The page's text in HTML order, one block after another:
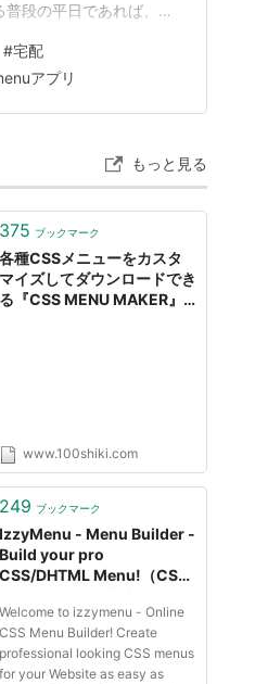
段の平日であれば、お
ぐに「今日のお昼ご飯な
#宅配
アプリ
もっと見る
375 ブックマーク
各種CSSメニューをカスタ
マイズしてダウンロードでき
る『CSS MENU MAKER』 |
www.100shiki.com
249 ブックマーク
IzzyMenu - Menu Builder -
Build your pro
CSS/DHTML Menu!（CSS
Welcome to izzymenu - Online
CSS Menu Builder! Create
professional looking CSS menus
for your Website as easy as